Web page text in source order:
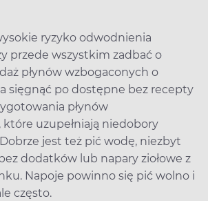
ryzyko odwodnienia
przede wszystkim zadbać o
płynów wzbogaconych o
sięgnąć po dostępne bez recepty
płynów
które uzupełniają niedobory
jest też pić wodę, niezbyt
dodatków lub napary ziołowe z
Napoje powinno się pić wolno i
często.